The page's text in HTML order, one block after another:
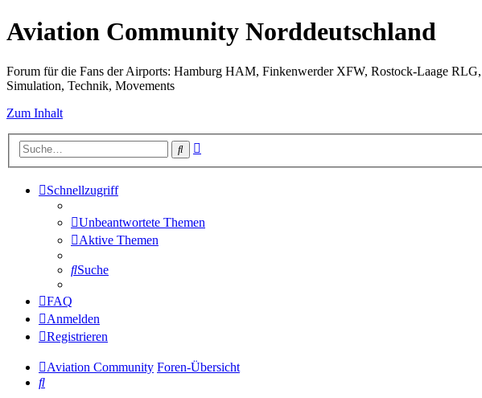
Aviation Community Norddeutschland
Forum für die Fans der Airports: Hamburg HAM, Finkenwerder XFW, Rostock-Laage
Simulation, Technik, Movements
Zum Inhalt
Suche
Schnellzugriff
Unbeantwortete Themen
Aktive Themen
Suche
FAQ
Anmelden
Registrieren
Aviation Community Foren-Übersicht
Suche